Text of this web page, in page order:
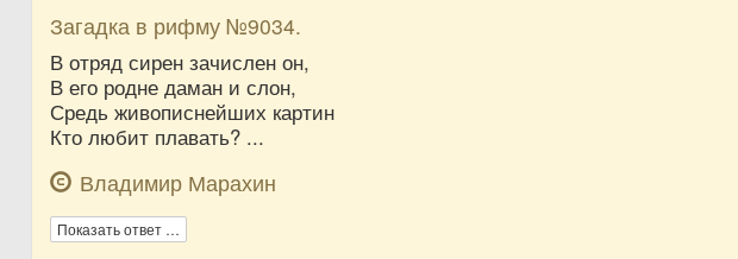
Загадка в рифму №9034.
В отряд сирен зачислен он,
В его родне даман и слон,
Средь живописнейших картин
Кто любит плавать? ...
Владимир Марахин
Показать ответ …